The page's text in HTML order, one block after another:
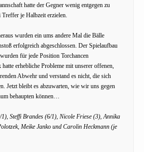
hatte der Gegner wenig entgegen zu
je Halbzeit erzielen.
wurden ein ums andere Mal die Bälle
erfolgreich abgeschlossen. Der Spielaufbau
für jede Position Torchancen
erhebliche Probleme mit unserer offenen,
Abwehr und verstand es nicht, die sich
Jetzt bleibt es abzuwarten, wie wir uns gegen
behaupten können…
Steffi Brandes (6/1), Nicole Friese (3), Annika
Meike Janko und Carolin Heckmann (je